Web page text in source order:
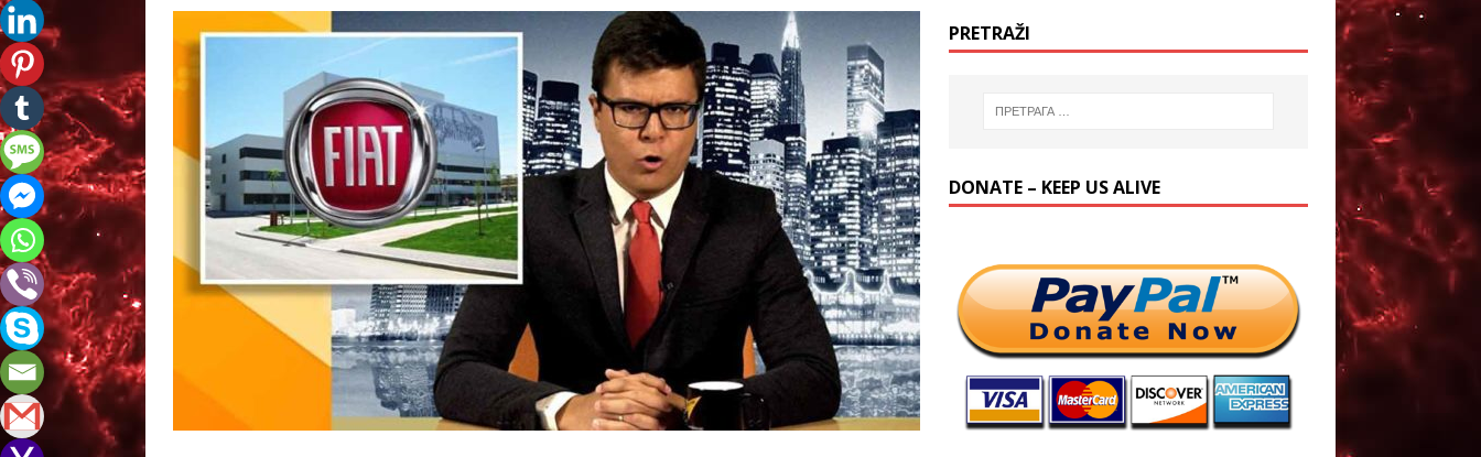
PRETRAŽI
DONATE – KEEP US ALIVE